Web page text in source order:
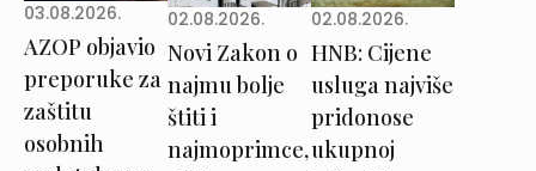
03.08.2026.
AZOP objavio
preporuke za
zaštitu
osobnih
02.08.2026.
Novi Zakon o
najmu bolje
štiti i
najmoprimce,
02.08.2026.
HNB: Cijene
usluga najviše
pridonose
ukupnoj